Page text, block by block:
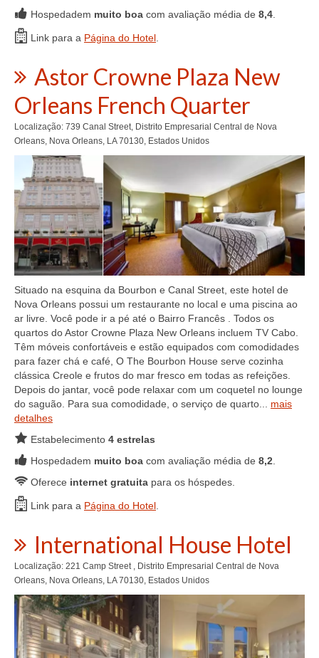
Hospedadem muito boa com avaliação média de 8,4.
Link para a Página do Hotel.
Astor Crowne Plaza New
Orleans French Quarter
Localização: 739 Canal Street, Distrito Empresarial Central de Nova
Orleans, Nova Orleans, LA 70130, Estados Unidos
Situado na esquina da Bourbon e Canal Street, este hotel de
Nova Orleans possui um restaurante no local e uma piscina ao
ar livre. Você pode ir a pé até o Bairro Francês . Todos os
quartos do Astor Crowne Plaza New Orleans incluem TV Cabo.
Têm móveis confortáveis e estão equipados com comodidades
para fazer chá e café, O The Bourbon House serve cozinha
clássica Creole e frutos do mar fresco em todas as refeições.
Depois do jantar, você pode relaxar com um coquetel no lounge
do saguão. Para sua comodidade, o serviço de quarto... mais
detalhes
Estabelecimento 4 estrelas
Hospedadem muito boa com avaliação média de 8,2
Oferece internet gratuita para os hóspedes.
Link para a Página do Hotel
International House Hotel
Localização: 221 Camp Street , Distrito Empresarial Central de Nova
Orleans, Nova Orleans, LA 70130, Estados Unidos